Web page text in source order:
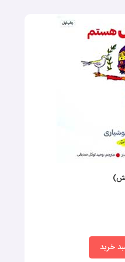
آیا به حیوانات، داستان‌های
دیگری علاقه‌مند است؟ انتخاب
کودک، باعث می‌شود با اشتیاق
دهد.
همچنین، به کیفیت تصویرگری
خرید